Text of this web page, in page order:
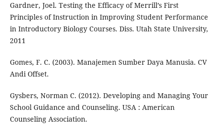
Gardner, Joel. Testing the Efficacy of Merrill’s First
Principles of Instruction in Improving Student Performance
in Introductory Biology Courses. Diss. Utah State University,
2011
Gomes, F. C. (2003). Manajemen Sumber Daya Manusia. CV
Andi Offset.
Gysbers, Norman C. (2012). Developing and Managing Your
School Guidance and Counseling. USA : American
Counseling Association.